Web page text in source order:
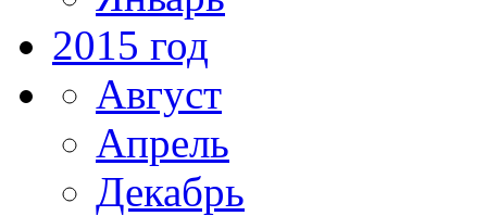
2015 год
Август
Апрель
Декабрь